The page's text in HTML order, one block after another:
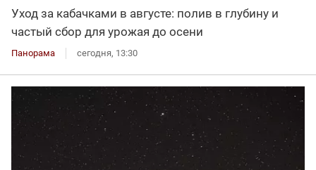
Уход за кабачками в августе: полив в глубину и
частый сбор для урожая до осени
Панорама сегодня, 13:30